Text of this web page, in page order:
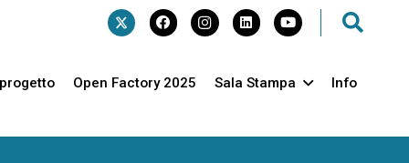
Open Factory 2025 Sala Stampa Info